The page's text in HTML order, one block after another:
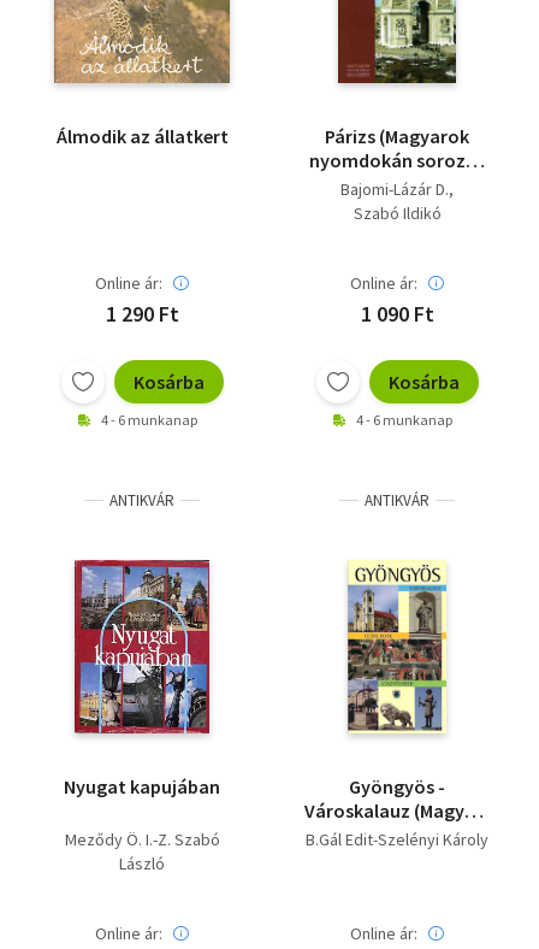
Álmodik az állatkert
Online ár:
1 290 Ft
Kosárba
4 - 6 munkanap
Párizs (Magyarok
nyomdokán sorozat
2.)
Bajomi-Lázár D.
Szabó Ildikó
Online ár:
1 090 Ft
Kosárba
4 - 6 munkanap
ANTIKVÁR
Nyugat kapujában
Meződy Ö. I.-Z. Szabó
László
Online ár:
ANTIKVÁR
Gyöngyös -
Városkalauz (Magyar-
Angol-Német)
B.Gál Edit-Szelényi Károly
Online ár: